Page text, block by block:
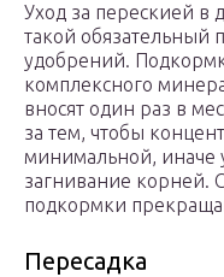
Уход за перескией в
такой обязательный
удобрений.
комплексного
вносят один раз в
за тем, чтобы
минимальной, иначе
загнивание корней.
подкормки
Пересадка